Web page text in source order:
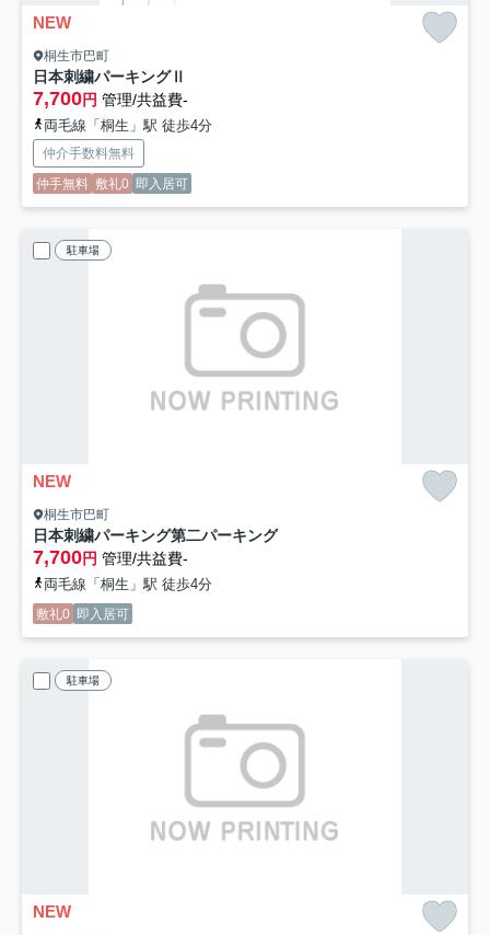
NEW
桐生市巴町
日本刺繍パーキングⅡ
7,700円 管理/共益費-
両毛線「桐生」駅 徒歩4分
仲介手数料無料
仲手無料 敷礼0 即入居可
駐車場
NEW
桐生市巴町
日本刺繍パーキング第二パーキング
7,700円 管理/共益費-
両毛線「桐生」駅 徒歩4分
敷礼0 即入居可
駐車場
NEW